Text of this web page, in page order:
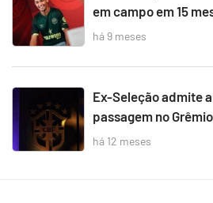
em campo em 15
há 9 meses
Ex-Seleção admite
passagem no Grêmio
há 12 meses